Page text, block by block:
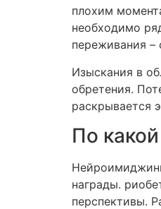
плохим
необходимо
переживания –
Изыскания в
обретения.
раскрывается
По
награды.
перспективы.